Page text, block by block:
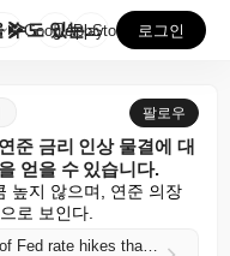
월스트리트는 오지 않을 수도 있는 연준 금리 인상 물결...
GooglePlay
AppStore 로그인
팔로우
준 금리 인상 물결에 대
얻을 수 있습니다.
높지 않으며, 연준 의장
로 보인다.
Wall Street is bracing for a wave of Fed rate hikes that may never come. These sectors stand to gain.